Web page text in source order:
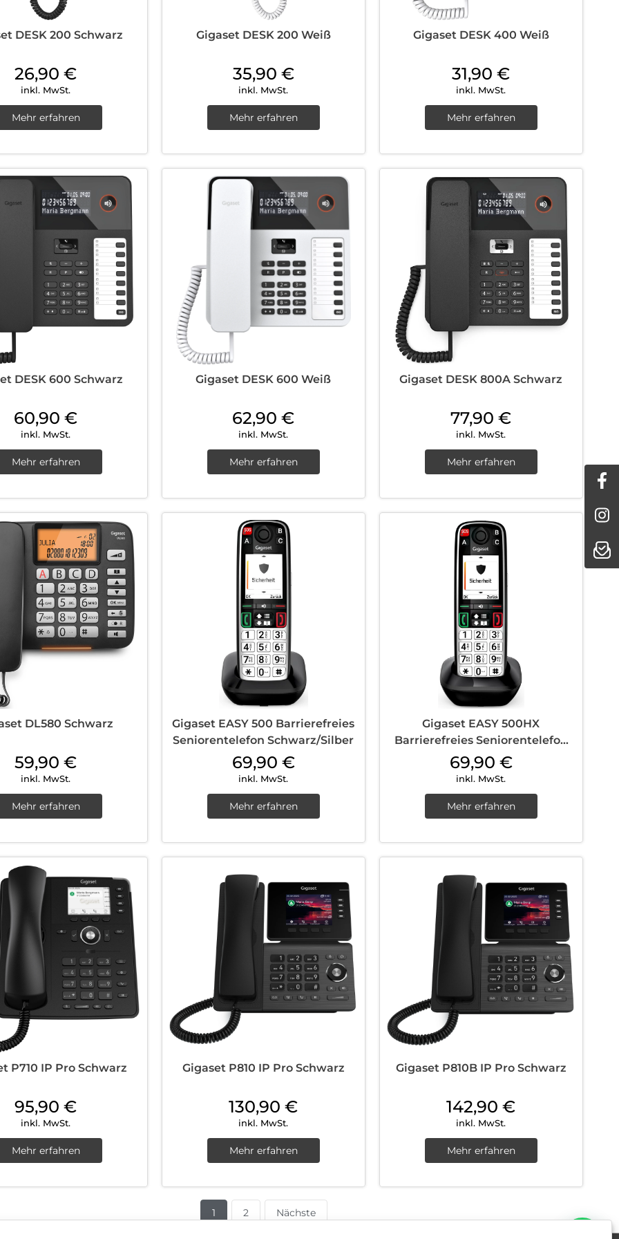
DESK 200 Schwarz
26,90€
inkl. MwSt.
Mehr erfahren
Gigaset DESK 200 Weiß
35,90 €
inkl. MwSt.
Mehr erfahren
Gigaset DESK 400 Weiß
31,90€
inkl. MwSt.
Mehr erfahren
DESK 600 Schwarz
60,90€
inkl. MwSt.
Mehr erfahren
Gigaset DESK 600 Weiß
62,90€
inkl. MwSt.
Mehr erfahren
Gigaset DESK 800A Schwarz
77,90€
inkl. MwSt.
Mehr erfahren
DL580 Schwarz
59,90€
inkl. MwSt.
Mehr erfahren
Gigaset EASY 500 Barrierefreies
Seniorentelefon Schwarz/Silber
69,90 €
inkl. MwSt.
Mehr erfahren
Gigaset EASY 500HX
Barrierefreies Seniorentelefon
nur Mobilteil Schwarz/Silber
69,90 €
inkl. MwSt.
Mehr erfahren
P710 IP Pro Schwarz
95,90€
inkl. MwSt.
Mehr erfahren
Gigaset P810 IP Pro Schwarz
130,90€
inkl. MwSt.
Mehr erfahren
Gigaset P810B IP Pro Schwarz
142,90€
inkl. MwSt.
Mehr erfahren
1 2 Nächste